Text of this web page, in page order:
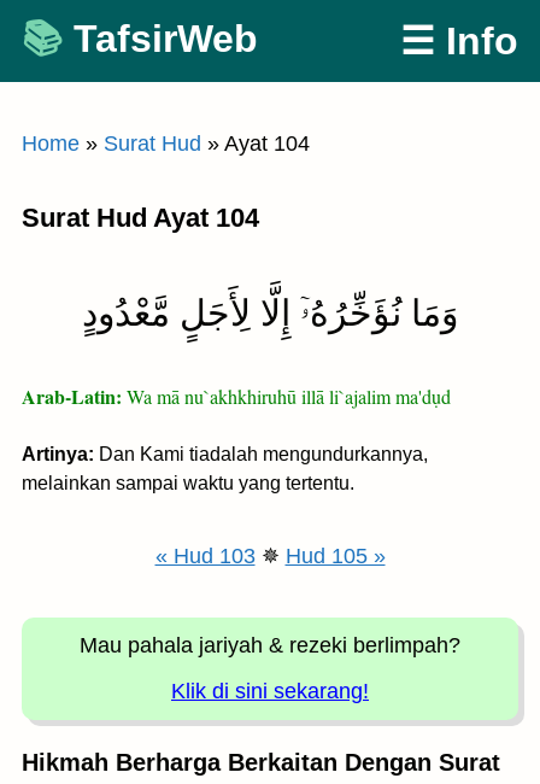
Skip
content
TafsirWeb ☰ Info
Home » Surat Hud » Ayat 104
Surat Hud Ayat 104
وَمَا نُؤَخِّرُهُۥٓ إِلَّا لِأَجَلٍ مَّعْدُودٍ
Arab-Latin: Wa mā nu`akhkhiruhū illā li`ajalim ma'dụd
Artinya: Dan Kami tiadalah mengundurkannya,
melainkan sampai waktu yang tertentu.
« Hud 103✵ Hud 105 »
Mau pahala jariyah & rezeki berlimpah?
Klik di sini sekarang!
Hikmah Berharga Berkaitan Dengan Surat